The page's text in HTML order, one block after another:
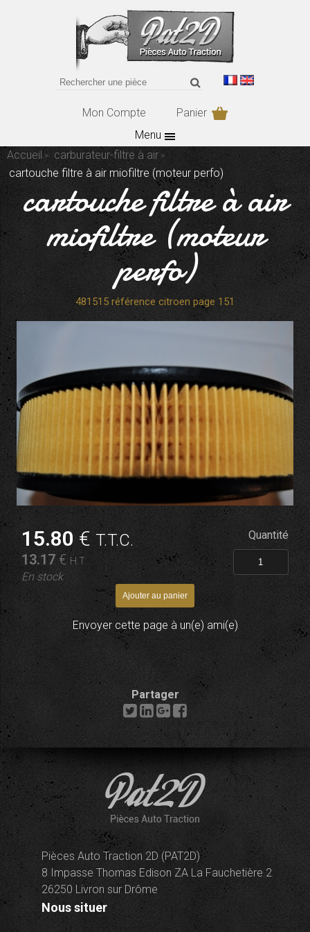
Mon Compte
Panier
Menu
Accueil
carburateur-filtre à air
cartouche filtre à air miofiltre (moteur perfo)
cartouche filtre à air
miofiltre (moteur
perfo)
481515 référence citroen page 151
15.80 €T.T.C.
13.17 €H.T.
En stock
Quantité
Envoyer cette page à un(e) ami(e)
Partager
Pièces Auto Traction 2D (PAT2D)
8 Impasse Thomas Edison ZA La Fauchetière 2
26250 Livron sur Drôme
Nous situer